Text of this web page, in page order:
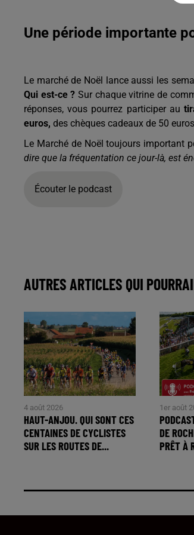
Une période importante
Le marché de Noël lance aussi les
Qui est-ce ?Sur chaque vitrine de
réponses, vous pourrez participer au
euros, des chèques cadeaux de 50
Le Marché de Noël toujours important
dire que la fréquentation ce jour-là, est
Écouter le podcast
AUTRES ARTICLES QUI
4 août 2026
HAUT-ANJOU. QUI SONT CES
CENTAINES DE CYCLISTES
SUR LES ROUTES DE...
1er août
DE
PRÊT À